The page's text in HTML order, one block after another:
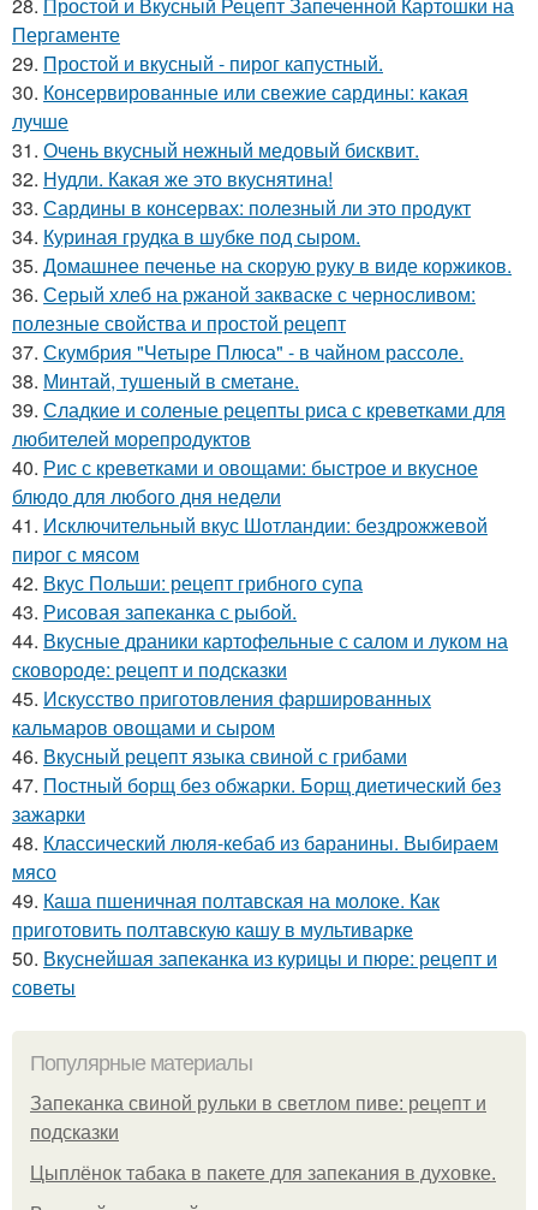
Пергаменте
29. Простой и вкусный - пирог капустный.
30. Консервированные или свежие сардины: какая
лучше
31. Очень вкусный нежный медовый бисквит.
32. Нудли. Какая же это вкуснятина!
33. Сардины в консервах: полезный ли это продукт
34. Куриная грудка в шубке под сыром.
35. Домашнее печенье на скорую руку в виде коржиков.
36. Серый хлеб на ржаной закваске с черносливом:
полезные свойства и простой рецепт
37. Скумбрия "Четыре Плюса" - в чайном рассоле.
38. Минтай, тушеный в сметане.
39. Сладкие и соленые рецепты риса с креветками для
любителей морепродуктов
40. Рис с креветками и овощами: быстрое и вкусное
блюдо для любого дня недели
41. Исключительный вкус Шотландии: бездрожжевой
пирог с мясом
42. Вкус Польши: рецепт грибного супа
43. Рисовая запеканка с рыбой.
44. Вкусные драники картофельные с салом и луком на
сковороде: рецепт и подсказки
45. Искусство приготовления фаршированных
кальмаров овощами и сыром
46. Вкусный рецепт языка свиной с грибами
47. Постный борщ без обжарки. Борщ диетический без
зажарки
48. Классический люля-кебаб из баранины. Выбираем
мясо
49. Каша пшеничная полтавская на молоке. Как
приготовить полтавскую кашу в мультиварке
50. Вкуснейшая запеканка из курицы и пюре: рецепт и
советы
Популярные материалы
Запеканка свиной рульки в светлом пиве: рецепт и
подсказки
Цыплёнок табака в пакете для запекания в духовке.